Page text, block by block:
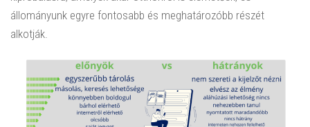
állományunk egyre fontosabb és meghatározóbb részét
alkotják.